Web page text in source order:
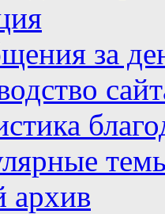
за
архив